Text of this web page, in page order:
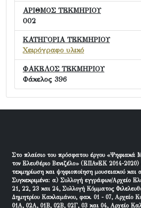
ΑΡΙΘΜΟΣ ΤΕΚΜΗΡΙΟΥ
002
ΚΑΤΗΓΟΡΙΑ ΤΕΚΜΗΡΙΟΥ
Χειρόγραφο υλικό
ΦΑΚΕΛΟΣ ΤΕΚΜΗΡΙΟΥ
Φάκελος 396
Στο πλαίσιο του πρόσφατου έργου «Ψηφιακά
τον Ελευθέριο Βενιζέλο» (ΕΠΑνΕΚ 2014-2020)
τεκμηρίωση και ψηφιοποίηση μουσειακού και
Συγκεκριμένα: α) Συλλογή εγγράφων/Αρχείο
21, 22, 23 και 24, Συλλογή Κόμματος
Δημητρίου Κακλαμάνου, φακ. 01 - 07, Αρχείο
01Α, 02Α, 01Β, 02Β, 02Γ, 03 και 04, Αρχείο